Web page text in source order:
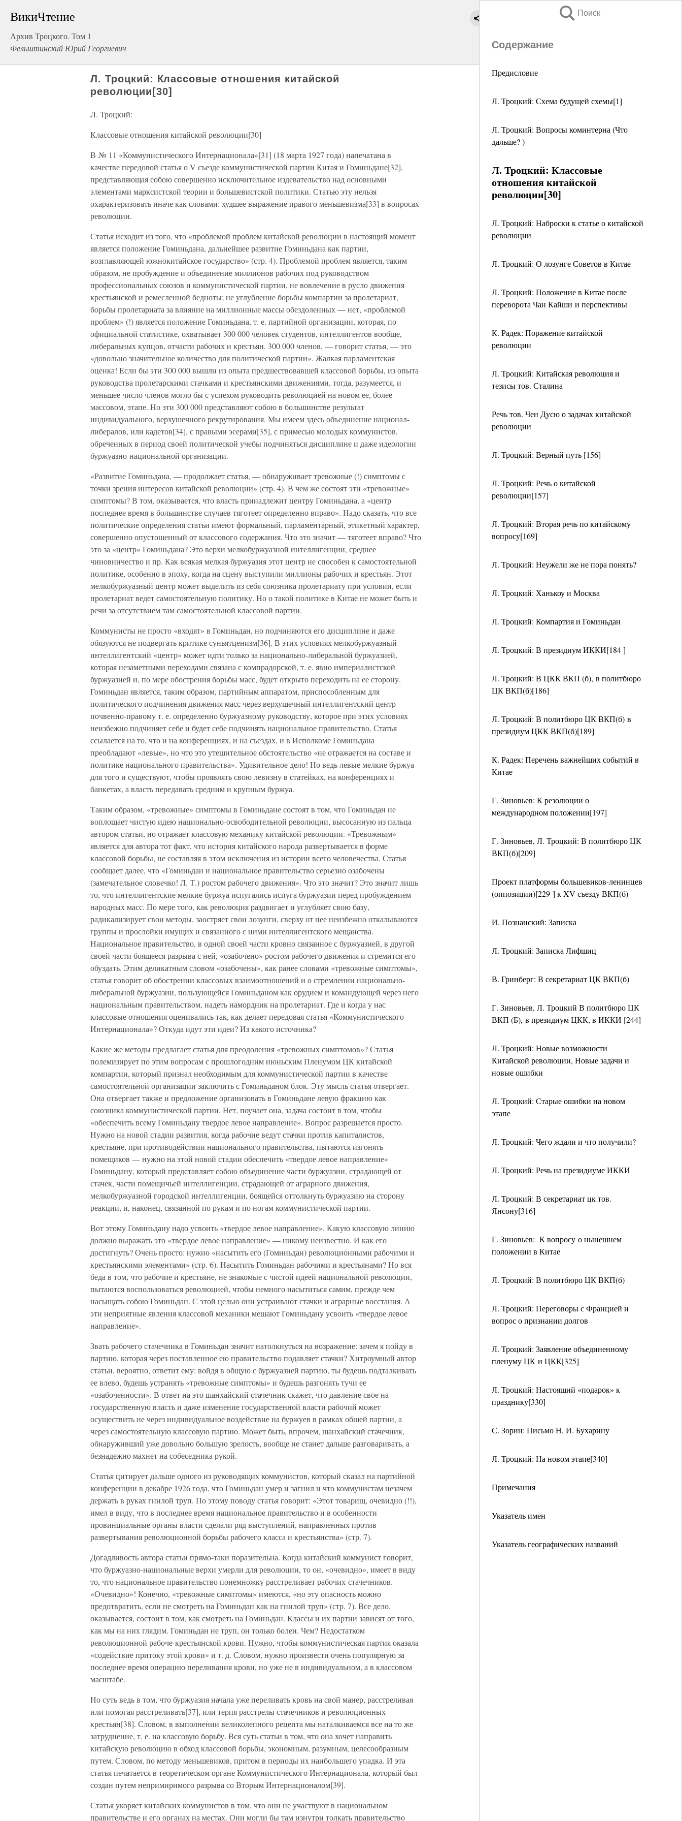
ВикиЧтение
Архив Троцкого. Том 1
Фельштинский Юрий Георгиевич
Поиск
Содержание
Предисловие
Л. Троцкий: Схема будущей схемы[1]
Л. Троцкий: Вопросы коминтерна (Что
дальше? )
Л. Троцкий: Классовые
отношения китайской
революции[30]
Л. Троцкий: Наброски к статье о китайской
революции
Л. Троцкий: О лозунге Советов в Китае
Л. Троцкий: Положение в Китае после
переворота Чан Кайши и перспективы
К. Радек: Поражение китайской
революции
Л. Троцкий: Китайская революция и
тезисы тов. Сталина
Речь тов. Чен Дусю о задачах китайской
революции
Л. Троцкий: Верный путь [156]
Л. Троцкий: Речь о китайской
революции[157]
Л. Троцкий: Вторая речь по китайскому
вопросу[169]
Л. Троцкий: Неужели же не пора понять?
Л. Троцкий: Ханькоу и Москва
Л. Троцкий: Компартия и Гоминьдан
Л. Троцкий: В президиум ИККИ[184 ]
Л. Троцкий: В ЦКК ВКП (б), в политбюро
ЦК ВКП(б)[186]
Л. Троцкий: В политбюро ЦК ВКП(б) в
президиум ЦКК ВКП(б)[189]
К. Радек: Перечень важнейших событий в
Китае
Г. Зиновьев: К резолюции о
международном положении[197]
Г. Зиновьев, Л. Троцкий: В политбюро ЦК
ВКП(б)[209]
Проект платформы большевиков-ленинцев
(оппозиции)[229 ] к XV съезду ВКП(б)
И. Познанский: Записка
Л. Троцкий: Записка Лифшиц
В. Гринберг: В секретариат ЦК ВКП(б)
Г. Зиновьев, Л. Троцкий В политбюро ЦК
ВКП (Б), в президиум ЦКК, в ИККИ [244]
Л. Троцкий: Новые возможности
Китайской революции, Новые задачи и
новые ошибки
Л. Троцкий: Старые ошибки на новом
этапе
Л. Троцкий: Чего ждали и что получили?
Л. Троцкий: Речь на президиуме ИККИ
Л. Троцкий: В секретариат цк тов.
Янсону[316]
Г. Зиновьев: К вопросу о нынешнем
положении в Китае
Л. Троцкий: В политбюро ЦК ВКП(б)
Л. Троцкий: Переговоры с Францией и
вопрос о признании долгов
Л. Троцкий: Заявление объединенному
пленуму ЦК и ЦКК[325]
Л. Троцкий: Настоящий «подарок» к
празднику[330]
С. Зорин: Письмо Н. И. Бухарину
Л. Троцкий: На новом этапе[340]
Примечания
Указатель имен
Указатель географических названий
Л. Троцкий: Классовые отношения китайской
революции[30]
Л. Троцкий:
Классовые отношения китайской революции[30]
В № 11 «Коммунистического Интернационала»[31] (18 марта 1927 года) напечатана в
качестве передовой статья о V съезде коммунистической партии Китая и Гоминьдане[32],
представляющая собою совершенно исключительное издевательство над основными
элементами марксистской теории и большевистской политики. Статью эту нельзя
охарактеризовать иначе как словами: худшее выражение правого меньшевизма[33] в вопросах
революции.
Статья исходит из того, что «проблемой проблем китайской революции в настоящий момент
является положение Гоминьдана, дальнейшее развитие Гоминьдана как партии,
возглавляющей южнокитайское государство» (стр. 4). Проблемой проблем является, таким
образом, не пробуждение и объединение миллионов рабочих под руководством
профессиональных союзов и коммунистической партии, не вовлечение в русло движения
крестьянской и ремесленной бедноты; не углубление борьбы компартии за пролетариат,
борьбы пролетариата за влияние на миллионные массы обездоленных — нет, «проблемой
проблем» (!) является положение Гоминьдана, т. е. партийной организации, которая, по
официальной статистике, охватывает 300 000 человек студентов, интеллигентов вообще,
либеральных купцов, отчасти рабочих и крестьян. 300 000 членов, — говорит статья, — это
«довольно значительное количество для политической партии». Жалкая парламентская
оценка! Если бы эти 300 000 вышли из опыта предшествовавшей классовой борьбы, из опыта
руководства пролетарскими стачками и крестьянскими движениями, тогда, разумеется, и
меньшее число членов могло бы с успехом руководить революцией на новом ее, более
массовом, этапе. Но эти 300 000 представляют собою в большинстве результат
индивидуального, верхушечного рекрутирования. Мы имеем здесь объединение национал-
либералов, или кадетов[34], с правыми эсерами[35], с примесью молодых коммунистов,
обреченных в период своей политической учебы подчиняться дисциплине и даже идеологии
буржуазно-национальной организации.
«Развитие Гоминьдана, — продолжает статья, — обнаруживает тревожные (!) симптомы с
точки зрения интересов китайской революции» (стр. 4). В чем же состоят эти «тревожные»
симптомы? В том, оказывается, что власть принадлежит центру Гоминьдана, а «центр
последнее время в большинстве случаев тяготеет определенно вправо». Надо сказать, что все
политические определения статьи имеют формальный, парламентарный, этикетный характер,
совершенно опустошенный от классового содержания. Что это значит — тяготеет вправо? Что
это за «центр» Гоминьдана? Это верхи мелкобуржуазной интеллигенции, среднее
чиновничество и пр. Как всякая мелкая буржуазия этот центр не способен к самостоятельной
политике, особенно в эпоху, когда на сцену выступили миллионы рабочих и крестьян. Этот
мелкобуржуазный центр может выделить из себя союзника пролетариату при условии, если
пролетариат ведет самостоятельную политику. Но о такой политике в Китае не может быть и
речи за отсутствием там самостоятельной классовой партии.
Коммунисты не просто «входят» в Гоминьдан, но подчиняются его дисциплине и даже
обязуются не подвергать критике суньятценизм[36]. В этих условиях мелкобуржуазный
интеллигентский «центр» может идти только за национально-либеральной буржуазией,
которая незаметными переходами связана с компрадорской, т. е. явно империалистской
буржуазией и, по мере обострения борьбы масс, будет открыто переходить на ее сторону.
Гоминьдан является, таким образом, партийным аппаратом, приспособленным для
политического подчинения движения масс через верхушечный интеллигентский центр
почвенно-правому т. е. определенно буржуазному руководству, которое при этих условиях
неизбежно подчиняет себе и будет себе подчинять национальное правительство. Статья
ссылается на то, что и на конференциях, и на съездах, и в Исполкоме Гоминьдана
преобладают «левые», но что это утешительное обстоятельство «не отражается на составе и
политике национального правительства». Удивительное дело! Но ведь левые мелкие буржуа
для того и существуют, чтобы проявлять свою левизну в статейках, на конференциях и
банкетах, а власть передавать средним и крупным буржуа.
Таким образом, «тревожные» симптомы в Гоминьдане состоят в том, что Гоминьдан не
воплощает чистую идею национально-освободительной революции, высосанную из пальца
автором статьи, но отражает классовую механику китайской революции. «Тревожным»
является для автора тот факт, что история китайского народа развертывается в форме
классовой борьбы, не составляя в этом исключения из истории всего человечества. Статья
сообщает далее, что «Гоминьдан и национальное правительство серьезно озабочены
(замечательное словечко! Л. Т.) ростом рабочего движения». Что это значит? Это значит лишь
то, что интеллигентские мелкие буржуа испугались испуга буржуазии перед пробуждением
народных масс. По мере того, как революция раздвигает и углубляет свою базу,
радикализирует свои методы, заостряет свои лозунги, сверху от нее неизбежно откалываются
группы и прослойки имущих и связанного с ними интеллигентского мещанства.
Национальное правительство, в одной своей части кровно связанное с буржуазией, в другой
своей части боящееся разрыва с ней, «озабочено» ростом рабочего движения и стремится его
обуздать. Этим деликатным словом «озабочены», как ранее словами «тревожные симптомы»,
статья говорит об обострении классовых взаимоотношений и о стремлении национально-
либеральной буржуазии, пользующейся Гоминьданом как орудием и командующей через него
национальным правительством, надеть намордник на пролетариат. Где и когда у нас
классовые отношения оценивались так, как делает передовая статья «Коммунистического
Интернационала»? Откуда идут эти идеи? Из какого источника?
Какие же методы предлагает статья для преодоления «тревожных симптомов»? Статья
полемизирует по этим вопросам с прошлогодним июньским Пленумом ЦК китайской
компартии, который признал необходимым для коммунистической партии в качестве
самостоятельной организации заключить с Гоминьданом блок. Эту мысль статья отвергает.
Она отвергает также и предложение организовать в Гоминьдане левую фракцию как
союзника коммунистической партии. Нет, поучает она, задача состоит в том, чтобы
«обеспечить всему Гоминьдану твердое левое направление». Вопрос разрешается просто.
Нужно на новой стадии развития, когда рабочие ведут стачки против капиталистов,
крестьяне, при противодействии национального правительства, пытаются изгонять
помещиков — нужно на этой новой стадии обеспечить «твердое левое направление»
Гоминьдану, который представляет собою объединение части буржуазии, страдающей от
стачек, части помещичьей интеллигенции, страдающей от аграрного движения,
мелкобуржуазной городской интеллигенции, боящейся оттолкнуть буржуазию на сторону
реакции, и, наконец, связанной по рукам и по ногам коммунистической партии.
Вот этому Гоминьдану надо усвоить «твердое левое направление». Какую классовую линию
должно выражать это «твердое левое направление» — никому неизвестно. И как его
достигнуть? Очень просто: нужно «насытить его (Гоминьдан) революционными рабочими и
крестьянскими элементами» (стр. 6). Насытить Гоминьдан рабочими и крестьянами? Но вся
беда в том, что рабочие и крестьяне, не знакомые с чистой идеей национальной революции,
пытаются воспользоваться революцией, чтобы немного насытиться самим, прежде чем
насыщать собою Гоминьдан. С этой целью они устраивают стачки и аграрные восстания. А
эти неприятные явления классовой механики мешают Гоминьдану усвоить «твердое левое
направление».
Звать рабочего стачечника в Гоминьдан значит натолкнуться на возражение: зачем я пойду в
партию, которая через поставленное ею правительство подавляет стачки? Хитроумный автор
статьи, вероятно, ответит ему: войдя в общую с буржуазией партию, ты будешь подталкивать
ее влево, будешь устранять «тревожные симптомы» и будешь разгонять тучи ее
«озабоченности». В ответ на это шанхайский стачечник скажет, что давление свое на
государственную власть и даже изменение государственной власти рабочий может
осуществить не через индивидуальное воздействие на буржуев в рамках обшей партии, а
через самостоятельную классовую партию. Может быть, впрочем, шанхайский стачечник,
обнаруживший уже довольно большую зрелость, вообще не станет дальше разговаривать, а
безнадежно махнет на собеседника рукой.
Статья цитирует дальше одного из руководящих коммунистов, который сказал на партийной
конференции в декабре 1926 года, что Гоминьдан умер и загнил и что коммунистам незачем
держать в руках гнилой труп. По этому поводу статья говорит: «Этот товарищ, очевидно (!!),
имел в виду, что в последнее время национальное правительство и в особенности
провинциальные органы власти сделали ряд выступлений, направленных против
развертывания революционной борьбы рабочего класса и крестьянства» (стр. 7).
Догадливость автора статьи прямо-таки поразительна. Когда китайский коммунист говорит,
что буржуазно-национальные верхи умерли для революции, то он, «очевидно», имеет в виду
то, что национальное правительство понемножку расстреливает рабочих-стачечников.
«Очевидно»! Конечно, «тревожные симптомы» имеются, «но эту опасность можно
предотвратить, если не смотреть на Гоминьдан как на гнилой труп» (стр. 7). Все дело,
оказывается, состоит в том, как смотреть на Гоминьдан. Классы и их партии зависят от того,
как мы на них глядим. Гоминьдан не труп, он только болен. Чем? Недостатком
революционной рабоче-крестьянской крови. Нужно, чтобы коммунистическая партия оказала
«содействие притоку этой крови» и т. д. Словом, нужно произвести очень популярную за
последнее время операцию переливания крови, но уже не в индивидуальном, а в классовом
масштабе.
Но суть ведь в том, что буржуазия начала уже переливать кровь на свой манер, расстреливая
или помогая расстреливать[37], или терпя расстрелы стачечников и революционных
крестьян[38]. Словом, в выполнении великолепного рецепта мы наталкиваемся все на то же
затруднение, т. е. на классовую борьбу. Вся суть статьи в том, что она хочет направить
китайскую революцию в обход классовой борьбы, экономным, разумным, целесообразным
путем. Словом, по методу меньшевиков, притом в периоды их наибольшего упадка. И эта
статья печатается в теоретическом органе Коммунистического Интернационала, который был
создан путем непримиримого разрыва со Вторым Интернационалом[39].
Статья укоряет китайских коммунистов в том, что они не участвуют в национальном
правительстве и его органах на местах. Они могли бы там изнутри толкать правительство